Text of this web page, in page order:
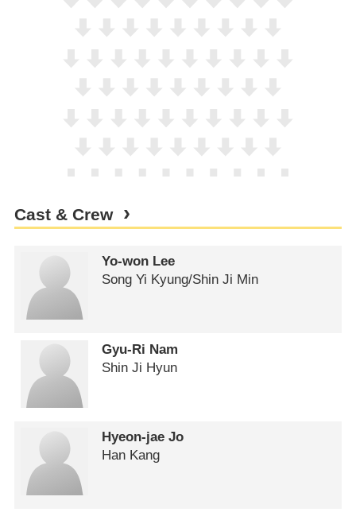
Cast & Crew
Yo-won Lee
Song Yi Kyung/​Shin Ji Min
Gyu-Ri Nam
Shin Ji Hyun
Hyeon-jae Jo
Han Kang